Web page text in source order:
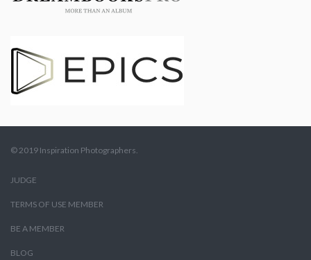
© 2019 Inspiration Photographers.
JUDGE
TERMS OF USE MEMBER
BE A MEMBER
BLOG